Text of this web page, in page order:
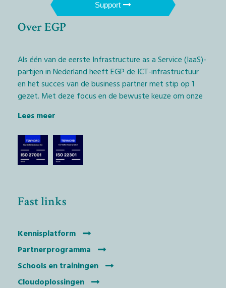
Support
Over EGP
Als één van de eerste Infrastructure as a Service (IaaS)-
partijen in Nederland heeft EGP de ICT-infrastructuur
en het succes van de business partner met stip op 1
gezet. Met deze focus en de bewuste keuze om onze
geven wij Managed Service Providers (MSP’s) en
softwarebedrijven (ISV’s) de kans daadwerkelijk het
verschil te maken.
De technologische keuze die we hierbij hebben
Alleen op deze wijze houdt iedereen controle over
Nederlandse en Europese wetgeving.
EGP is de handelsnaam van Espresso Gridpoint bv.
Lees meer
Fast links
Kennisplatform
Partnerprogramma
Schools en trainingen
Cloudoplossingen